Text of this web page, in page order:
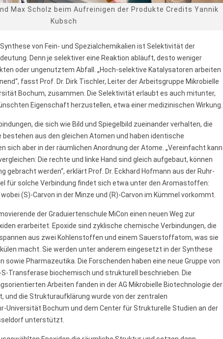
Max Scholz beim Aufreinigen der Produkte Credits Yannik
Kubsch
von Fein- und Spezialchemikalien ist Selektivität der
Denn je selektiver eine Reaktion abläuft, desto weniger
oder ungenutztem Abfall. „Hoch-selektive Katalysatoren arbeiten
fasst Prof. Dr. Dirk Tischler, Leiter der Arbeitsgruppe Mikrobielle
Bochum, zusammen. Die Selektivität erlaubt es auch mitunter,
Eigenschaft herzustellen, etwa einer medizinischen Wirkung.
die sich wie Bild und Spiegelbild zueinander verhalten, die
aus den gleichen Atomen und haben identische
sich aber in der räumlichen Anordnung der Atome. „Vereinfacht kann
Die rechte und linke Hand sind gleich aufgebaut, können
gebracht werden“, erklärt Prof. Dr. Eckhard Hofmann aus der Ruhr-
für solche Verbindung findet sich etwa unter den Aromastoffen:
(S)-Carvon in der Minze und (R)-Carvon im Kümmel vorkommt.
der Graduiertenschule MiCon einen neuen Weg zur
erarbeitet. Epoxide sind zyklische chemische Verbindungen, die
aus zwei Kohlenstoffen und einem Sauerstoffatom, was sie
macht. Sie werden unter anderem eingesetzt in der Synthese
sowie Pharmazeutika. Die Forschenden haben eine neue Gruppe von
Transferase biochemisch und strukturell beschrieben. Die
Arbeiten fanden in der AG Mikrobielle Biotechnologie der
und die Strukturaufklärung wurde von der zentralen
Universität Bochum und dem Center für Strukturelle Studien an der
unterstützt.